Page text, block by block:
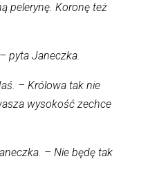
pelerynę. Koronę też
pyta Janeczka.
– Królowa tak nie
wysokość zechce
– Nie będę tak